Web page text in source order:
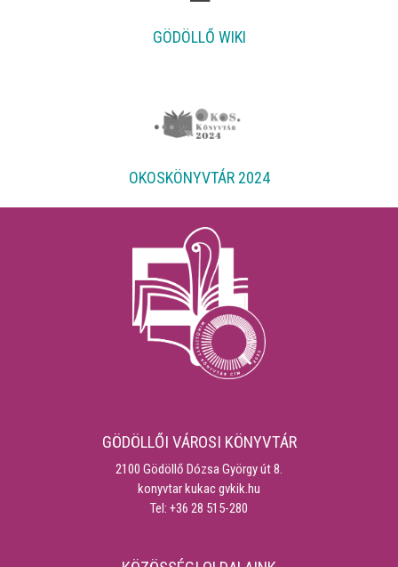
GÖDÖLLŐ WIKI
OKOSKÖNYVTÁR 2024
GÖDÖLLŐI VÁROSI KÖNYVTÁR
2100 Gödöllő Dózsa György út 8.
konyvtar kukac gvkik.hu
Tel: +36 28 515-280